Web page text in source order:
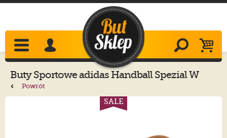
Buty Sportoweadidas Handball Spezial W
IF6490
Powrót
SALE